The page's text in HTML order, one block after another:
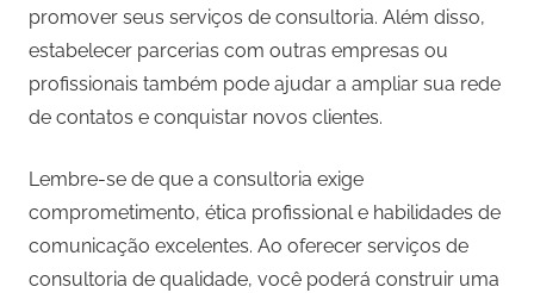
promover seus serviços de consultoria. Além disso,
estabelecer parcerias com outras empresas ou
profissionais também pode ajudar a ampliar sua rede
de contatos e conquistar novos clientes.
Lembre-se de que a consultoria exige
comprometimento, ética profissional e habilidades de
comunicação excelentes. Ao oferecer serviços de
consultoria de qualidade, você poderá construir uma